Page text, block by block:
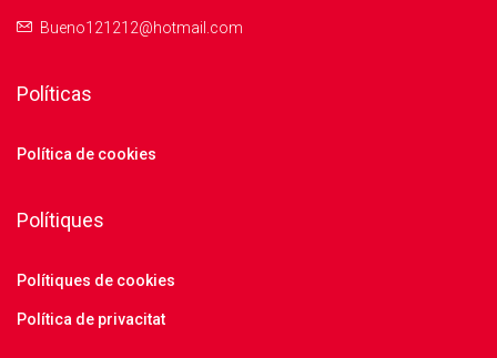
Bueno121212@hotmail.com
Políticas
Política de cookies
Polítiques
Polítiques de cookies
Política de privacitat